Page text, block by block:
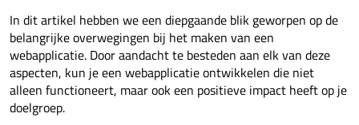
In dit artikel hebben we een diepgaande blik geworpen op de
belangrijke overwegingen bij het maken van een
webapplicatie. Door aandacht te besteden aan elk van deze
aspecten, kun je een webapplicatie ontwikkelen die niet
alleen functioneert, maar ook een positieve impact heeft op je
doelgroep.